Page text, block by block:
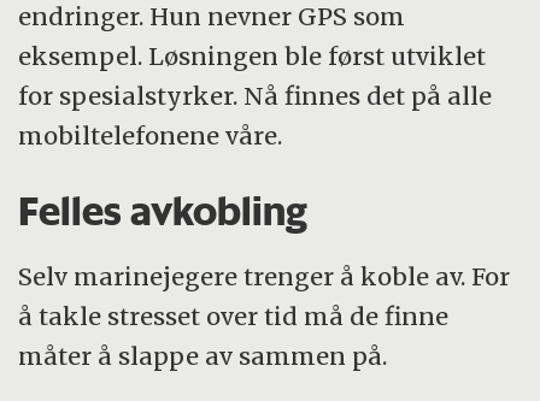
endringer. Hun nevner GPS som
eksempel. Løsningen ble først utviklet
for spesialstyrker. Nå finnes det på alle
mobiltelefonene våre.
Felles avkobling
Selv marinejegere trenger å koble av. For
å takle stresset over tid må de finne
måter å slappe av sammen på.